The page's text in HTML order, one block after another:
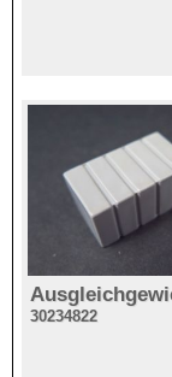
30234822